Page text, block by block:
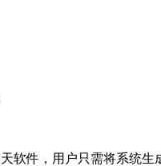
软件，用户只需将系统